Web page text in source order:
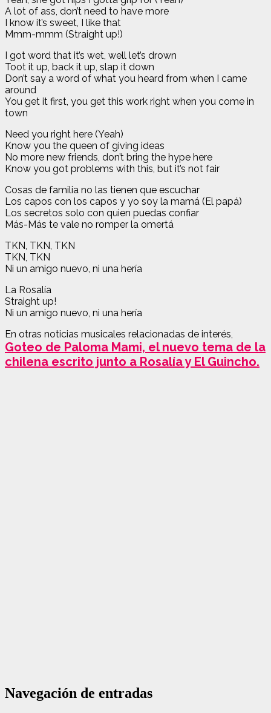
A lot of ass, don’t need to have more
I know it’s sweet, I like that
Mmm-mmm (Straight up!)
I got word that it’s wet, well let’s drown
Toot it up, back it up, slap it down
Don’t say a word of what you heard from when I came
around
You get it first, you get this work right when you come in
town
Need you right here (Yeah)
Know you the queen of giving ideas
No more new friends, don’t bring the hype here
Know you got problems with this, but it’s not fair
Cosas de familia no las tienen que escuchar
Los capos con los capos y yo soy la mamá (El papá)
Los secretos solo con quien puedas confiar
Más-Más te vale no romper la omertá
TKN, TKN, TKN
TKN, TKN
Ni un amigo nuevo, ni una hería
La Rosalía
Straight up!
Ni un amigo nuevo, ni una hería
En otras noticias musicales relacionadas de interés,
Goteo de Paloma Mami, el nuevo tema de la
chilena escrito junto a Rosalía y El Guincho.
Navegación de entradas